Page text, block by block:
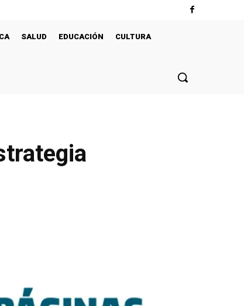
SALUD EDUCACIÓN
CULTURA